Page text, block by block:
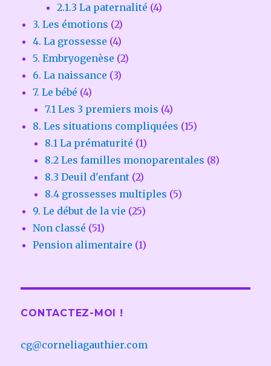
2.1.3 La paternalité (4)
3. Les émotions (2)
4. La grossesse (4)
5. Embryogenèse (2)
6. La naissance (3)
7. Le bébé (4)
7.1 Les 3 premiers mois (4)
8. Les situations compliquées (15)
8.1 La prématurité (1)
8.2 Les familles monoparentales (8)
8.3 Deuil d'enfant (2)
8.4 grossesses multiples (5)
9. Le début de la vie (25)
Non classé (51)
Pension alimentaire (1)
CONTACTEZ-MOI !
cg@corneliagauthier.com